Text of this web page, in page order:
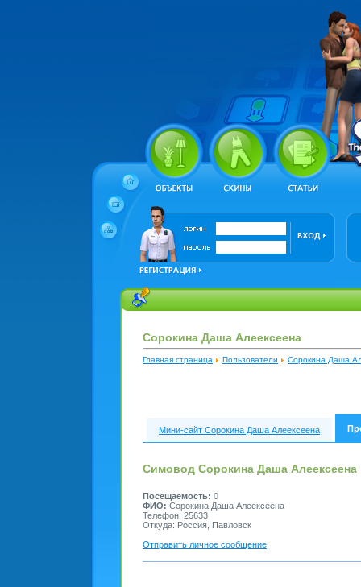
Сорокина Даша Алеексеена
Главная страница Пользователи Сорокина Даша
Мини-сайт Сорокина Даша Алеексеена
Симовод Сорокина Даша Алеексеена
Посещаемость: 0
ФИО: Сорокина Даша Алеексеена
Телефон: 25633
Откуда: Россия, Павловск
Отправить личное сообщение